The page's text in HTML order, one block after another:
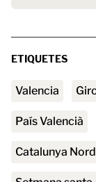
ETIQUETES
valencia
País Valencià
Catalunya Nord